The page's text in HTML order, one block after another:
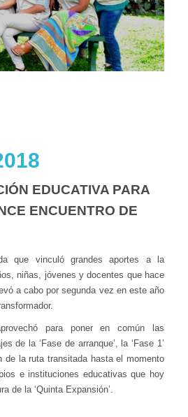
EDUCATIVA PARA
ENCUENTRO DE
que vinculó grandes aportes a la
niñas, jóvenes y docentes que hace
a cabo por segunda vez en este año
para poner en común las
de la ‘Fase de arranque’, la ‘Fase 1’
de la ruta transitada hasta el momento
e instituciones educativas que hoy
de la ‘Quinta Expansión’.